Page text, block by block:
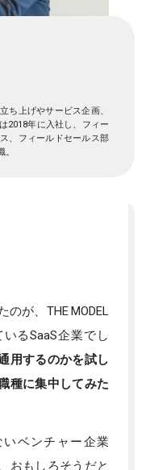
ち上げやサービス企画、
2018年に入社し、フィー
、フィールドセールス部
が、THE MODEL
るSaaS企業でし
用するのかを試し
種に集中してみた
ベンチャー企業
おもしろそうだと